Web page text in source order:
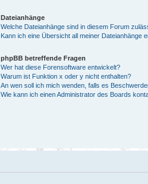
Dateianhänge
Welche Dateianhänge sind in diesem Forum
Kann ich eine Übersicht all meiner Dateianhänge
phpBB betreffende Fragen
Wer hat diese Forensoftware entwickelt?
Warum ist Funktion x oder y nicht enthalten?
An wen soll ich mich wenden, falls es
Wie kann ich einen Administrator des Boards